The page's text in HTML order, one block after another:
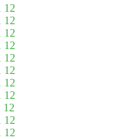
12
12
12
12
12
12
12
12
12
12
12